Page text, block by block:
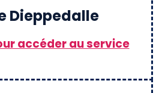
Dieppedalle
accéder au service